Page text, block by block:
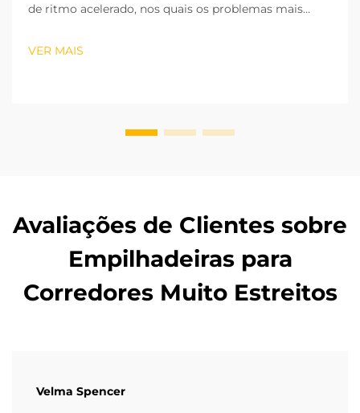
de ritmo acelerado, nos quais os problemas mais
armazenamento vertical (2D) que aproveitam a altura
VER MAIS
Avaliações de Clientes sobre
Empilhadeiras para
Corredores Muito Estreitos
Velma Spencer